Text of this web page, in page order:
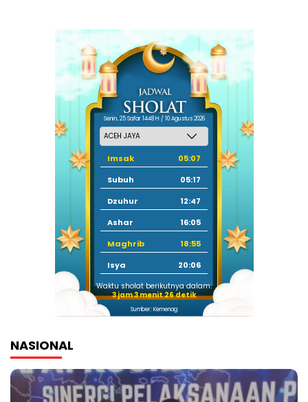
Senin, 25 Safar 1448 H / 10 Agustus 2026
Imsak
05:07
Subuh
05:17
Dzuhur
12:47
Ashar
16:05
Maghrib
18:55
Isya
20:06
Waktu sholat berikutnya dalam:
3 jam 3 menit 26 detik
Sumber: Kemenag
NASIONAL